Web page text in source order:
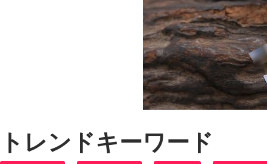
トレンドキーワード